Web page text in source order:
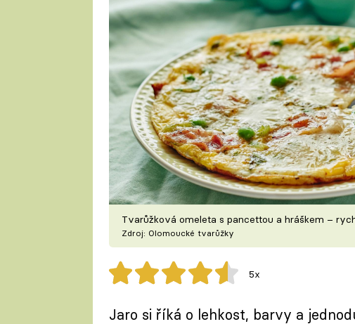
Tvarůžková omeleta s pancettou a hráškem –
Zdroj: Olomoucké tvarůžky
5x
Jaro si říká o lehkost, barvy a